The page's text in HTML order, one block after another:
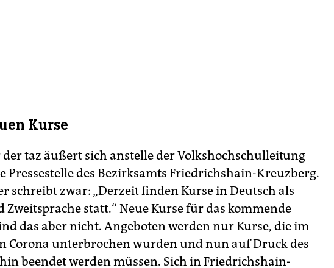
Kurse
der taz äußert sich anstelle der Volkshochschulleitung
Pressestelle des Bezirksamts Friedrichshain-Kreuzberg.
schreibt zwar: „Derzeit finden Kurse in Deutsch als
Zweitsprache statt.“ Neue Kurse für das kommende
das aber nicht. Angeboten werden nur Kurse, die im
Corona unterbrochen wurden und nun auf Druck des
beendet werden müssen. Sich in Friedrichshain-